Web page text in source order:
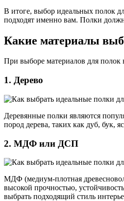
В итоге, выбор идеальных полок
подходят именно вам. Полки
Какие материалы
При выборе материалов для полок
1. Дерево
Деревянные полки являются
пород дерева, таких как дуб, бук,
2. МДФ или ДСП
МДФ (медиум-плотная
высокой прочностью,
выбрать подходящий стиль